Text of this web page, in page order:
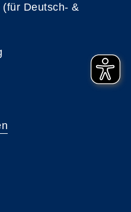
Deutsch- &